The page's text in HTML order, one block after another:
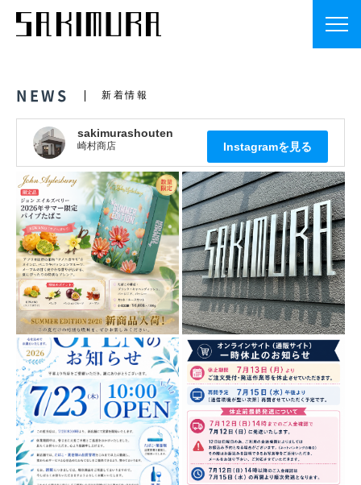
NEWS 新着情報
sakimurashouten
崎村商店 Instagramを見る